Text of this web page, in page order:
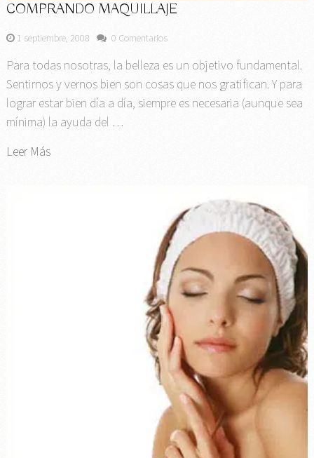
COMPRANDO MAQUILLAJE
1 septiembre, 2008 0 Comentarios
Para todas nosotras, la belleza es un objetivo fundamental.
Sentirnos y vernos bien son cosas que nos gratifican. Y para
lograr estar bien día a día, siempre es necesaria (aunque sea
mínima) la ayuda del …
Leer Más